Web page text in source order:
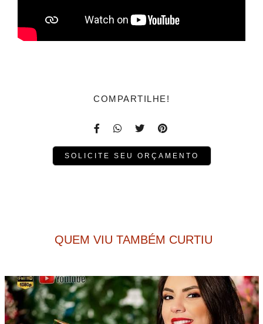
COMPARTILHE!
SOLICITE SEU ORÇAMENTO
QUEM VIU TAMBÉM CURTIU